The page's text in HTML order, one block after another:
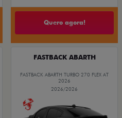
Quero agora!
FASTBACK ABARTH
FASTBACK ABARTH TURBO 270 FLEX AT
2026
2026/2026